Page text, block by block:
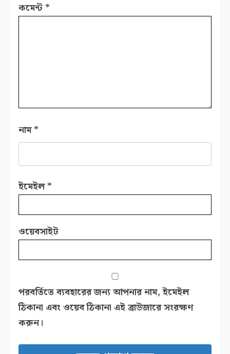
কমেন্ট *
নাম*
ইমেইল*
ওয়েবসাইট
পরবর্তিতে ব্যবহারের জন্য আপনার নাম, ইমেইল
ঠিকানা এবং ওয়েব ঠিকানা এই ব্রাউজারে সংরক্ষণ
করুন।